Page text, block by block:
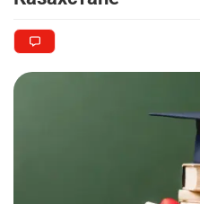
10